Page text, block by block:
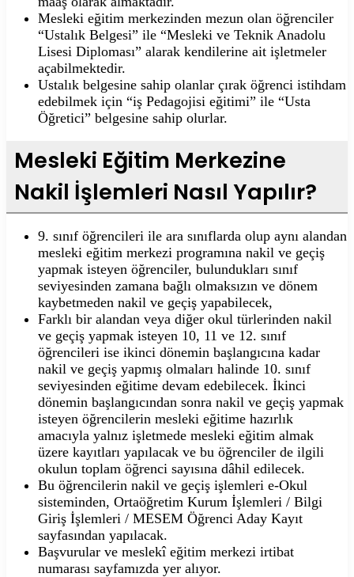
Mesleki eğitim merkezinden mezun olan öğrenciler
“Ustalık Belgesi” ile “Mesleki ve Teknik Anadolu
Lisesi Diploması” alarak kendilerine ait işletmeler
açabilmektedir.
Ustalık belgesine sahip olanlar çırak öğrenci istihdam
edebilmek için “iş Pedagojisi eğitimi” ile “Usta
Öğretici” belgesine sahip olurlar.
Mesleki Eğitim Merkezine
Nakil İşlemleri Nasıl Yapılır?
9. sınıf öğrencileri ile ara sınıflarda olup aynı alandan
mesleki eğitim merkezi programına nakil ve geçiş
yapmak isteyen öğrenciler, bulundukları sınıf
seviyesinden zamana bağlı olmaksızın ve dönem
kaybetmeden nakil ve geçiş yapabilecek,
Farklı bir alandan veya diğer okul türlerinden nakil
ve geçiş yapmak isteyen 10, 11 ve 12. sınıf
öğrencileri ise ikinci dönemin başlangıcına kadar
nakil ve geçiş yapmış olmaları halinde 10. sınıf
seviyesinden eğitime devam edebilecek. İkinci
dönemin başlangıcından sonra nakil ve geçiş yapmak
isteyen öğrencilerin mesleki eğitime hazırlık
amacıyla yalnız işletmede mesleki eğitim almak
üzere kayıtları yapılacak ve bu öğrenciler de ilgili
okulun toplam öğrenci sayısına dâhil edilecek.
Bu öğrencilerin nakil ve geçiş işlemleri e-Okul
sisteminden, Ortaöğretim Kurum İşlemleri / Bilgi
Giriş İşlemleri / MESEM Öğrenci Aday Kayıt
sayfasından yapılacak.
Başvurular ve meslekî eğitim merkezi irtibat
numarası sayfamızda yer alıyor.